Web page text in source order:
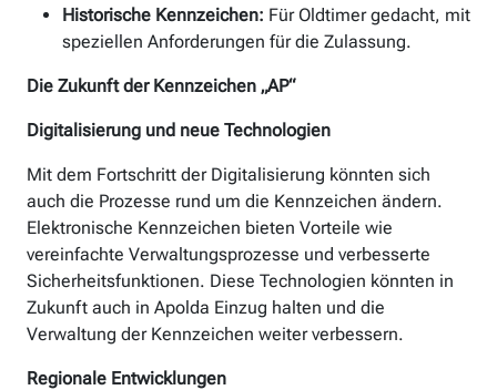
Historische Kennzeichen: Für Oldtimer gedacht, mit
speziellen Anforderungen für die Zulassung.
Die Zukunft der Kennzeichen „AP“
Digitalisierung und neue Technologien
Mit dem Fortschritt der Digitalisierung könnten sich
auch die Prozesse rund um die Kennzeichen ändern.
Elektronische Kennzeichen bieten Vorteile wie
vereinfachte Verwaltungsprozesse und verbesserte
Sicherheitsfunktionen. Diese Technologien könnten in
Zukunft auch in Apolda Einzug halten und die
Verwaltung der Kennzeichen weiter verbessern.
Regionale Entwicklungen